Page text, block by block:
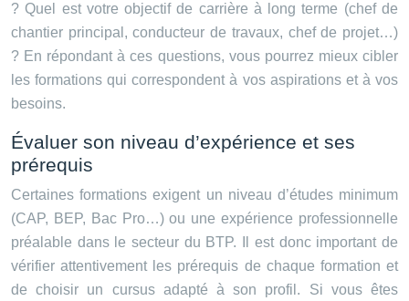
? Quel est votre objectif de carrière à long terme (chef de
chantier principal, conducteur de travaux, chef de projet…)
? En répondant à ces questions, vous pourrez mieux cibler
les formations qui correspondent à vos aspirations et à vos
besoins.
Évaluer son niveau d’expérience et ses
prérequis
Certaines formations exigent un niveau d’études minimum
(CAP, BEP, Bac Pro…) ou une expérience professionnelle
préalable dans le secteur du BTP. Il est donc important de
vérifier attentivement les prérequis de chaque formation et
de choisir un cursus adapté à son profil. Si vous êtes